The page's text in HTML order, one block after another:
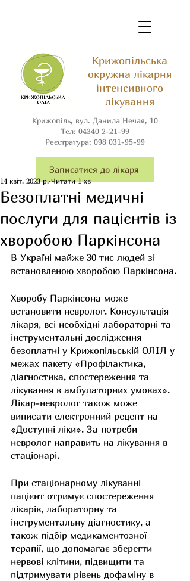
Крижопільська
окружна лікарня
інтенсивного
лікування
Крижопіль, вул. Данила Нечая, 10
Тел: 04340 2-21-99
Реєстратура: 098 031-95-99
Записатися до лікаря
Безоплатні медичні
послуги для пацієнтів із
хворобою Паркінсона
14 квіт. 2023 р. Читати 1 хв
В Україні майже 30 тис людей зі
встановленою хворобою Паркінсона.
Хворобу Паркінсона може
встановити невролог. Консультація
лікаря, всі необхідні лабораторні та
інструментальні дослідження
безоплатні у Крижопільській ОЛІЛ у
межах пакету «Профілактика,
діагностика, спостереження та
лікування в амбулаторних умовах».
Лікар-невролог також може
виписати електронний рецепт на
«Доступні ліки». За потреби
невролог направить на лікування в
стаціонарі.
При стаціонарному лікуванні
пацієнт отримує спостереження
лікарів, лабораторну та
інструментальну діагностику, а
також підбір медикаментозної
терапії, що допомагає зберегти
нервові клітини, підвищити та
підтримувати рівень дофаміну в